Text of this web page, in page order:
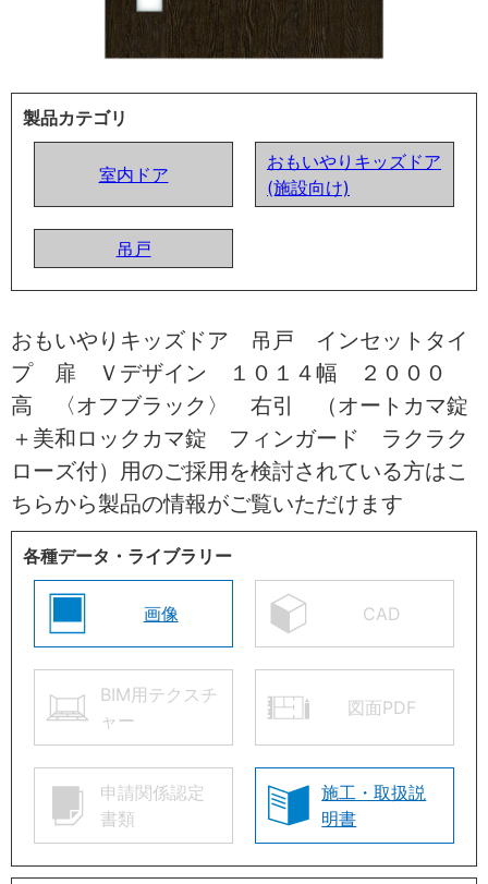
製品カテゴリ
室内ドア
おもいやりキッズドア
(施設向け)
吊戸
おもいやりキッズドア 吊戸 インセットタイ
プ 扉 Ｖデザイン １０１４幅 ２０００
高 〈オフブラック〉 右引 （オートカマ錠
＋美和ロックカマ錠 フィンガード ラクラク
ローズ付）用のご採用を検討されている方はこ
ちらから製品の情報がご覧いただけます
各種データ・ライブラリー
画像 CAD
BIM用テクスチ
ャー
図面PDF
申請関係認定
書類
施工・取扱説
明書